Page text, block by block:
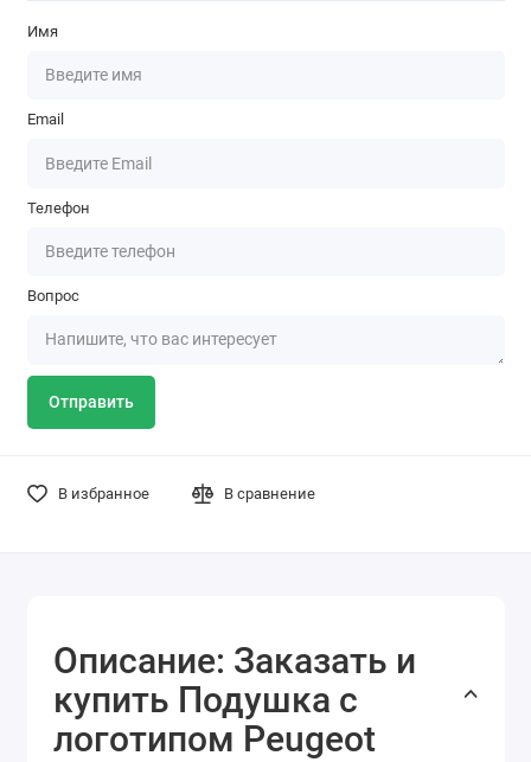
Имя
Email
Телефон
Вопрос
Отправить
В избранное В сравнение
Описание: Заказать и
купить Подушка с
логотипом Peugeot